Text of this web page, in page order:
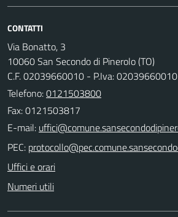
CONTATTI
Via Bonatto, 3
10060 San Secondo di Pinerolo (TO)
C.F. 02039660010 - P.Iva: 02039660010
Telefono:0121503800
Fax: 0121503817
E-mail:
PEC:
Uffici e orari
Numeri utili